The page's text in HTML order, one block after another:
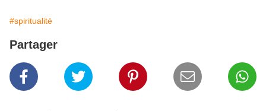
#spiritualité
Partager